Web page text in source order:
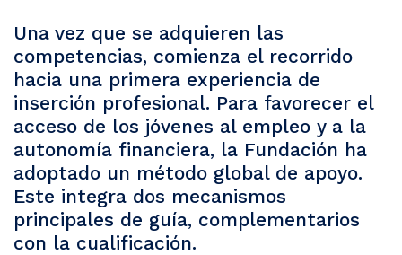
Una vez que se adquieren las
competencias, comienza el recorrido
hacia una primera experiencia de
inserción profesional. Para favorecer el
acceso de los jóvenes al empleo y a la
autonomía financiera, la Fundación ha
adoptado un método global de apoyo.
Este integra dos mecanismos
principales de guía, complementarios
con la cualificación.